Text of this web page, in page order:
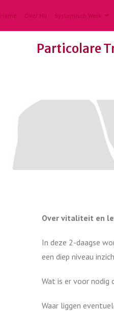
Home Over Mij Systemisch Werk
Particolare
Over vitaliteit en
In deze 2-daagse
een diep niveau
Wat is er voor
Waar liggen